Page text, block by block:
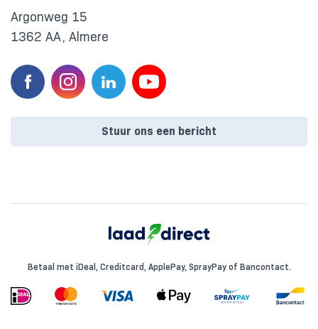
Argonweg 15
1362 AA, Almere
Stuur ons een bericht
Betaal met iDeal, Creditcard, ApplePay, SprayPay of Bancontact.